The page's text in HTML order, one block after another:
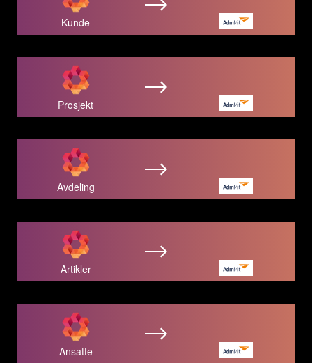
Kunde
Prosjekt
Avdeling
Artikler
Ansatte